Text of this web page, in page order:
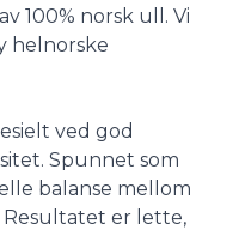
100% norsk ull. Vi
helnorske
ved god
Spunnet som
balanse mellom
er lette,